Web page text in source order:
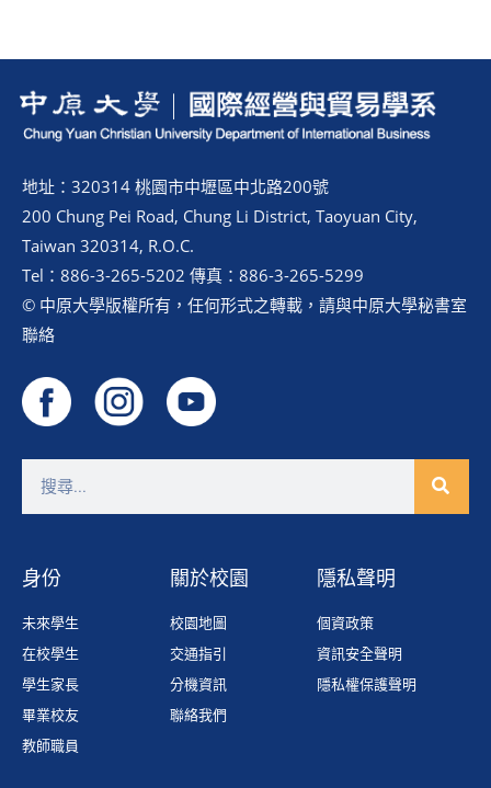
地址：320314 桃園市中壢區中北路200號
200 Chung Pei Road, Chung Li District, Taoyuan City,
Taiwan 320314, R.O.C.
Tel：886-3-265-5202 傳真：886-3-265-5299
© 中原大學版權所有，任何形式之轉載，請與中原大學秘書室
聯絡
身份
未來學生
在校學生
學生家長
畢業校友
教師職員
關於校園
校園地圖
交通指引
分機資訊
聯絡我們
隱私聲明
個資政策
資訊安全聲明
隱私權保護聲明